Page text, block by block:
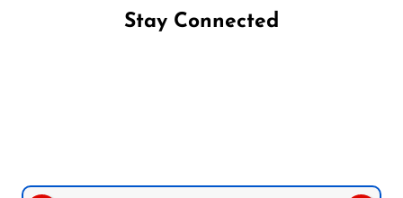
Stay Connected